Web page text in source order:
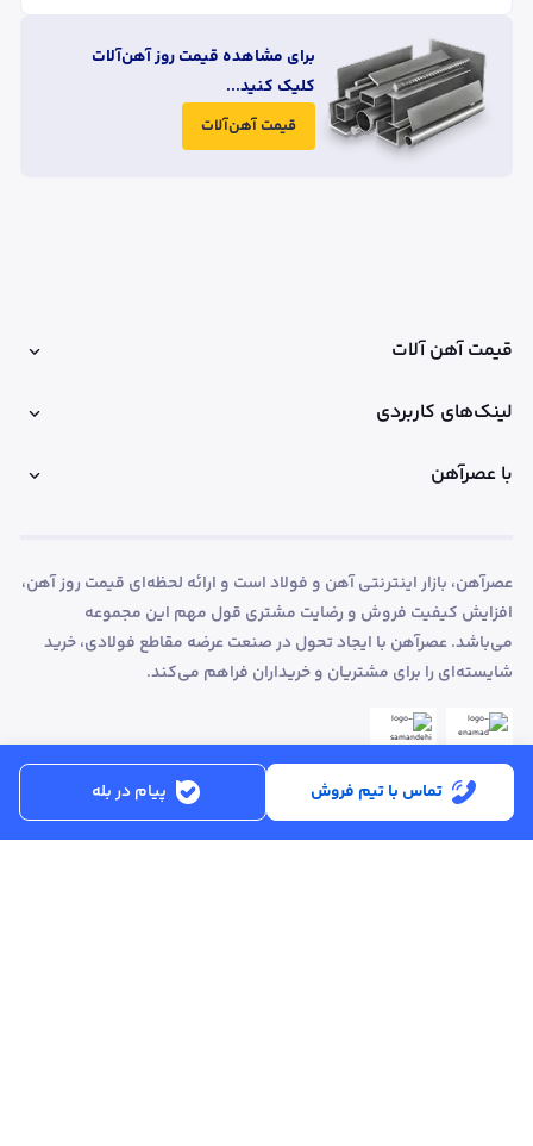
برای مشاهده قیمت روز آهن‌آلات
کلیک کنید...
قیمت آهن‌آلات
تماس با تیم فروش پیام در بله
قیمت آهن آلات
لینک‌های کاربردی
با عصرآهن
عصرآهن، بازار اینترنتی آهن و فولاد است و ارائه لحظه‌ای قیمت روز آهن،
افزایش کیفیت فروش و رضایت مشتری قول مهم این مجموعه
می‌باشد. عصرآهن با ایجاد تحول در صنعت عرضه مقاطع فولادی، خرید
شایسته‌ای را برای مشتریان و خریداران فراهم می‌کند.
ساعت کاری:شنبه تا پنجشنبه از ساعت 8:30 تا 17:00